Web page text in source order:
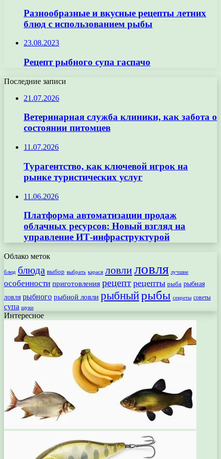
Разнообразные и вкусные рецепты летних
блюд с использованием рыбы
23.08.2023
Рецепт рыбного супа гаспачо
Последние записи
21.07.2026
Ветеринарная служба клиники, как забота о
состоянии питомцев
11.07.2026
Турагентство, как ключевой игрок на
рынке туристических услуг
11.06.2026
Платформа автоматизации продаж
облачных ресурсов: Новый взгляд на
управление ИТ-инфраструктурой
Облако меток
блюд блюда выбор выбрать карася ловлиловля лучшие
особенности приготовления рецепт рецепты рыба рыбная
ловля рыбного рыбной ловли рыбныйрыбы секреты советы
супа щуки
Интересное